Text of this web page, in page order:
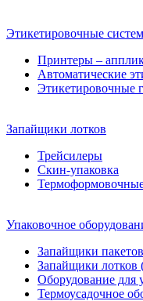
Этикетировочные
Принтеры –
Автоматические
Этикетировочные
Запайщики лотков
Трейсилеры
Скин-упаковка
Упаковочное
Запайщики пакетов
Запайщики лотков
Оборудование для
Термоусадочное